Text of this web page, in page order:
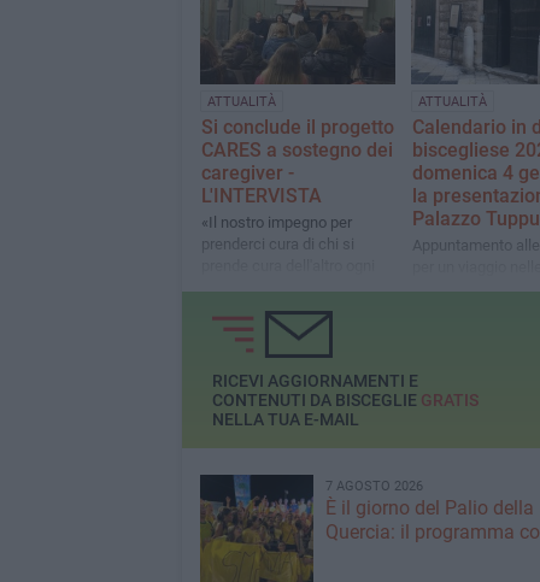
ATTUALITÀ
Si conclude il progetto
CARES a sostegno dei
caregiver -
L'INTERVISTA
«Il nostro impegno per
prenderci cura di chi si
giorno» le parole degli
organizzatori
ATTUALITÀ
Calendario in
biscegliese
domenica 4
la
Palazzo
Appuntamento
per un viaggio
nella tradizione
RICEVI AGGIORNAMENTI E
CONTENUTI DA BISCEGLIE GRATIS
NELLA TUA E-MAIL
7 AGOSTO 2026
È il giorno del Palio della
Quercia: il programma